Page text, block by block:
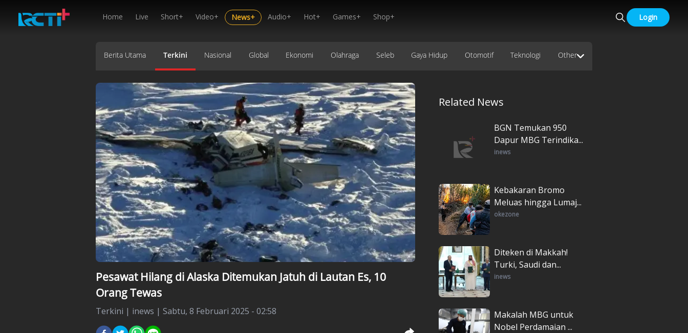
Home Live Short+ Video+ News+ Audio+ Hot+ Games+ Shop+ Login
Berita Utama Terkini Nasional Global Ekonomi Olahraga Seleb Gaya Hidup Otomotif Teknologi Other
Pesawat Hilang di Alaska Ditemukan Jatuh di Lautan Es, 10
Orang Tewas
Terkini | inews | Sabtu, 8 Februari 2025 - 02:58
Related News
BGN Temukan 950
Dapur MBG Terindika...
inews
Kebakaran Bromo
Meluas hingga Lumaj...
okezone
Diteken di Makkah!
Turki, Saudi dan...
inews
Makalah MBG untuk
Nobel Perdamaian ...